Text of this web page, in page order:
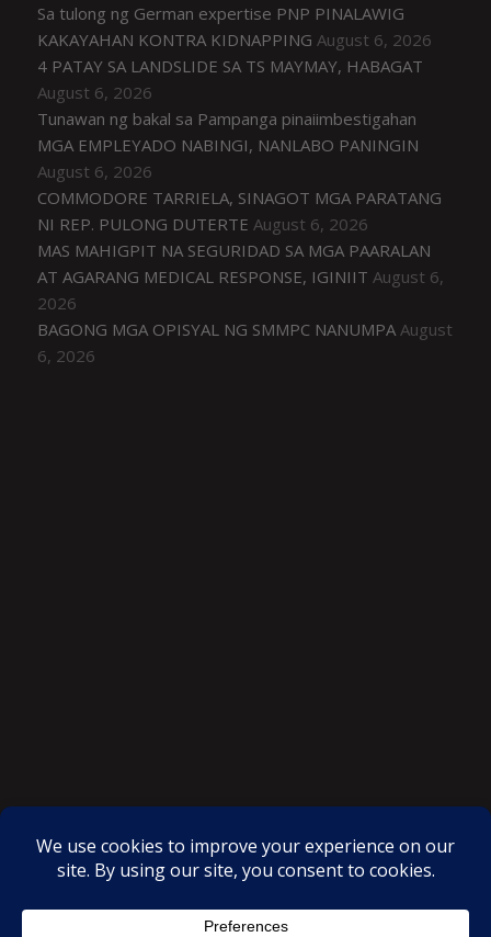
Sa tulong ng German expertise PNP PINALAWIG
KAKAYAHAN KONTRA KIDNAPPING August 6, 2026
4 PATAY SA LANDSLIDE SA TS MAYMAY, HABAGAT
August 6, 2026
Tunawan ng bakal sa Pampanga pinaiimbestigahan
MGA EMPLEYADO NABINGI, NANLABO PANINGIN
August 6, 2026
COMMODORE TARRIELA, SINAGOT MGA PARATANG
NI REP. PULONG DUTERTE August 6, 2026
MAS MAHIGPIT NA SEGURIDAD SA MGA PAARALAN
AT AGARANG MEDICAL RESPONSE, IGINIIT August 6,
2026
BAGONG MGA OPISYAL NG SMMPC NANUMPA August
6, 2026